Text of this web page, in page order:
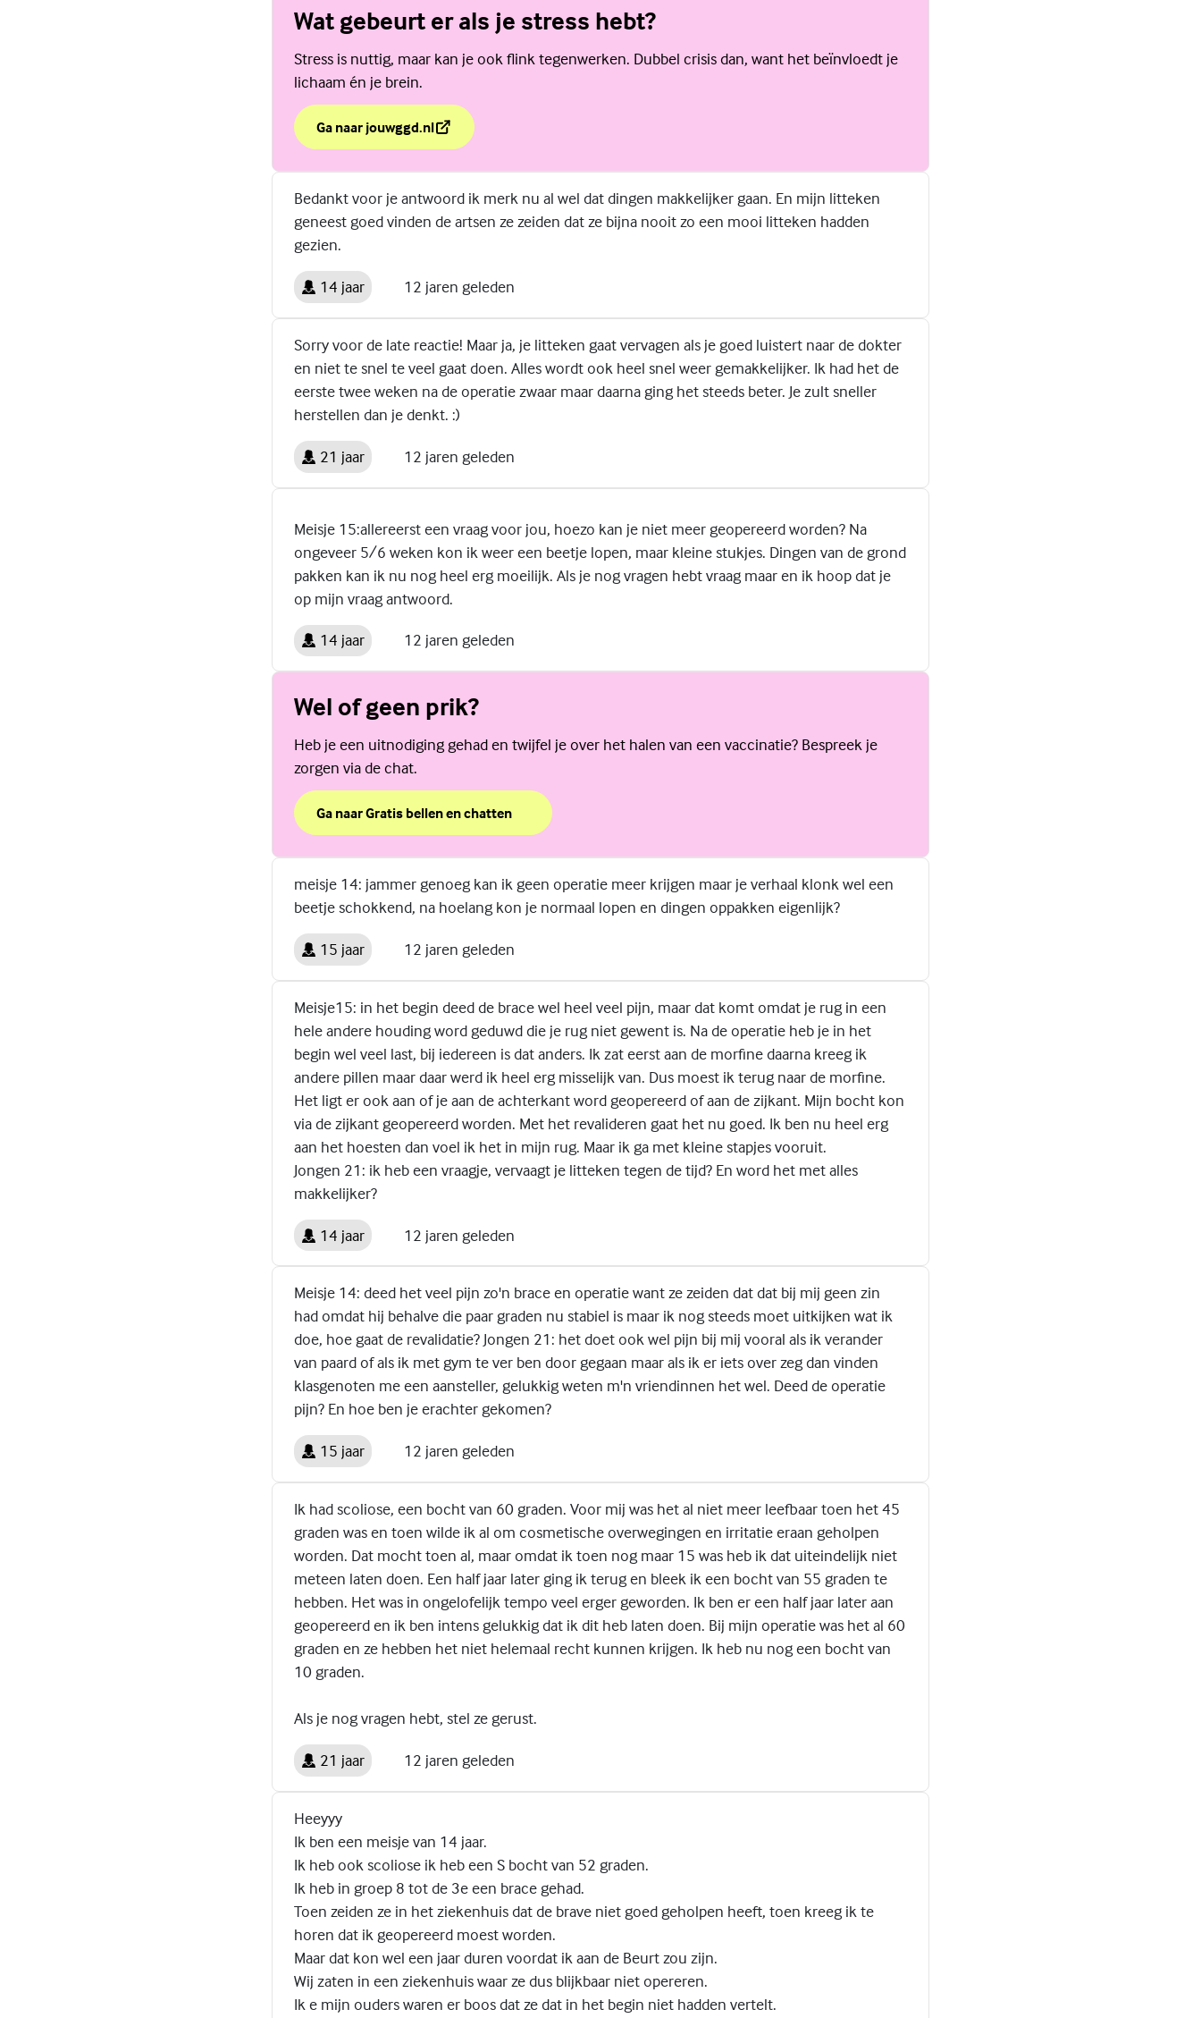
Wat gebeurt er als je stress hebt?
Stress is nuttig, maar kan je ook flink tegenwerken. Dubbel crisis dan, want het beïnvloedt je
lichaam én je brein.
Ga naar jouwggd.nl
over Wat gebeurt er als je stress hebt?
(Externe link)
Bedankt voor je antwoord ik merk nu al wel dat dingen makkelijker gaan. En mijn litteken
geneest goed vinden de artsen ze zeiden dat ze bijna nooit zo een mooi litteken hadden
gezien.
14 jaar 12 jaren geleden
Sorry voor de late reactie! Maar ja, je litteken gaat vervagen als je goed luistert naar de dokter
en niet te snel te veel gaat doen. Alles wordt ook heel snel weer gemakkelijker. Ik had het de
eerste twee weken na de operatie zwaar maar daarna ging het steeds beter. Je zult sneller
herstellen dan je denkt. :)
21 jaar 12 jaren geleden
Meisje 15:allereerst een vraag voor jou, hoezo kan je niet meer geopereerd worden? Na
ongeveer 5/6 weken kon ik weer een beetje lopen, maar kleine stukjes. Dingen van de grond
pakken kan ik nu nog heel erg moeilijk. Als je nog vragen hebt vraag maar en ik hoop dat je
op mijn vraag antwoord.
14 jaar 12 jaren geleden
Wel of geen prik?
Heb je een uitnodiging gehad en twijfel je over het halen van een vaccinatie? Bespreek je
zorgen via de chat.
Ga naar Gratis bellen en chatten
over Wel of geen prik?
(Externe link)
meisje 14: jammer genoeg kan ik geen operatie meer krijgen maar je verhaal klonk wel een
beetje schokkend, na hoelang kon je normaal lopen en dingen oppakken eigenlijk?
15 jaar 12 jaren geleden
Meisje15: in het begin deed de brace wel heel veel pijn, maar dat komt omdat je rug in een
hele andere houding word geduwd die je rug niet gewent is. Na de operatie heb je in het
begin wel veel last, bij iedereen is dat anders. Ik zat eerst aan de morfine daarna kreeg ik
andere pillen maar daar werd ik heel erg misselijk van. Dus moest ik terug naar de morfine.
Het ligt er ook aan of je aan de achterkant word geopereerd of aan de zijkant. Mijn bocht kon
via de zijkant geopereerd worden. Met het revalideren gaat het nu goed. Ik ben nu heel erg
aan het hoesten dan voel ik het in mijn rug. Maar ik ga met kleine stapjes vooruit.
Jongen 21: ik heb een vraagje, vervaagt je litteken tegen de tijd? En word het met alles
makkelijker?
14 jaar 12 jaren geleden
Meisje 14: deed het veel pijn zo'n brace en operatie want ze zeiden dat dat bij mij geen zin
had omdat hij behalve die paar graden nu stabiel is maar ik nog steeds moet uitkijken wat ik
doe, hoe gaat de revalidatie? Jongen 21: het doet ook wel pijn bij mij vooral als ik verander
van paard of als ik met gym te ver ben door gegaan maar als ik er iets over zeg dan vinden
klasgenoten me een aansteller, gelukkig weten m'n vriendinnen het wel. Deed de operatie
pijn? En hoe ben je erachter gekomen?
15 jaar 12 jaren geleden
Ik had scoliose, een bocht van 60 graden. Voor mij was het al niet meer leefbaar toen het 45
graden was en toen wilde ik al om cosmetische overwegingen en irritatie eraan geholpen
worden. Dat mocht toen al, maar omdat ik toen nog maar 15 was heb ik dat uiteindelijk niet
meteen laten doen. Een half jaar later ging ik terug en bleek ik een bocht van 55 graden te
hebben. Het was in ongelofelijk tempo veel erger geworden. Ik ben er een half jaar later aan
geopereerd en ik ben intens gelukkig dat ik dit heb laten doen. Bij mijn operatie was het al 60
graden en ze hebben het niet helemaal recht kunnen krijgen. Ik heb nu nog een bocht van
10 graden.
Als je nog vragen hebt, stel ze gerust.
21 jaar 12 jaren geleden
Heeyyy
Ik ben een meisje van 14 jaar.
Ik heb ook scoliose ik heb een S bocht van 52 graden.
Ik heb in groep 8 tot de 3e een brace gehad.
Toen zeiden ze in het ziekenhuis dat de brave niet goed geholpen heeft, toen kreeg ik te
horen dat ik geopereerd moest worden.
Maar dat kon wel een jaar duren voordat ik aan de Beurt zou zijn.
Wij zaten in een ziekenhuis waar ze dus blijkbaar niet opereren.
Ik e mijn ouders waren er boos dat ze dat in het begin niet hadden vertelt.